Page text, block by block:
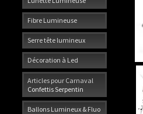
Fibre Lumineuse
Serre tête lumineux
Décoration à Led
Articles pour Carnaval
Confettis Serpentin
Ballons Lumineux & Fluo